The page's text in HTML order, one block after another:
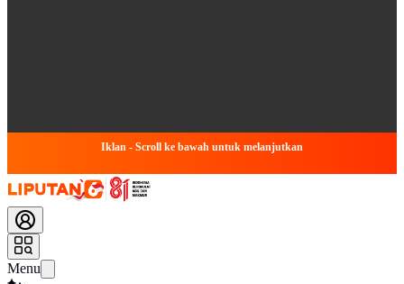
Iklan - Scroll ke bawah untuk melanjutkan
Menu